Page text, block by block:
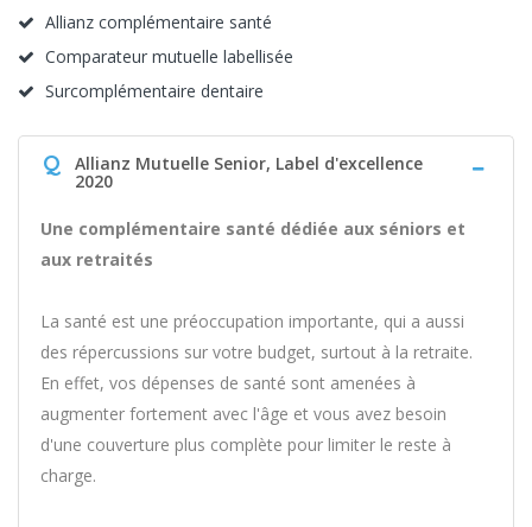
Allianz complémentaire santé
Comparateur mutuelle labellisée
Surcomplémentaire dentaire
Q Allianz Mutuelle Senior, Label d'excellence
2020
Une complémentaire santé dédiée aux séniors et
aux retraités
La santé est une préoccupation importante, qui a aussi
des répercussions sur votre budget, surtout à la retraite.
En effet, vos dépenses de santé sont amenées à
augmenter fortement avec l'âge et vous avez besoin
d'une couverture plus complète pour limiter le reste à
charge.